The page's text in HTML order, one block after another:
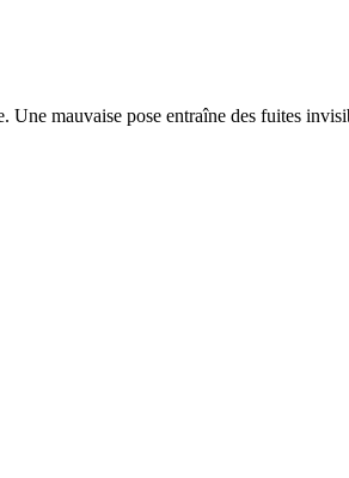
mauvaise pose entraîne des fuites